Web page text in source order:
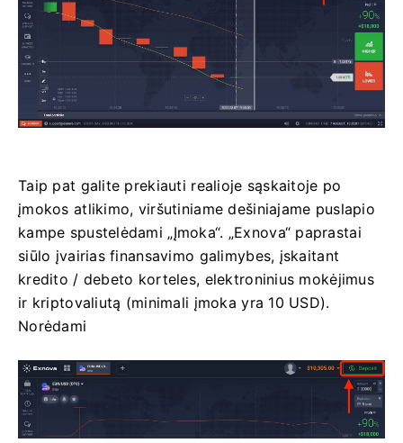
Taip pat galite prekiauti realioje sąskaitoje po
įmokos atlikimo, viršutiniame dešiniajame puslapio
kampe spustelėdami „Įmoka“. „Exnova“ paprastai
siūlo įvairias finansavimo galimybes, įskaitant
kredito / debeto korteles, elektroninius mokėjimus
ir kriptovaliutą (minimali įmoka yra 10 USD).
Norėdami